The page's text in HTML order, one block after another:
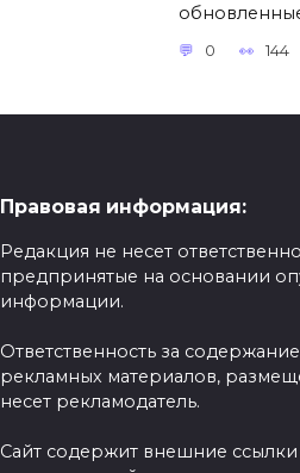
0 144
Правовая информация:
Редакция не несет
предпринятые на основании
информации.
Ответственность за
рекламных материалов,
несет рекламодатель.
Сайт содержит внешние ссылки